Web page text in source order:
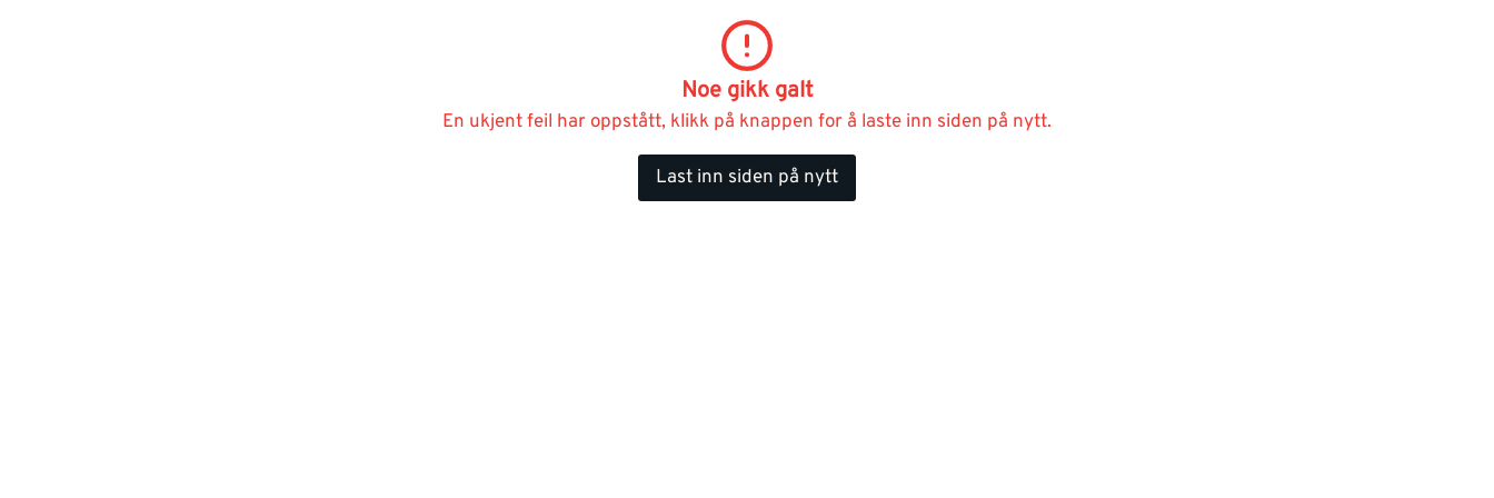
Noe gikk galt
En ukjent feil har oppstått, klikk på knappen for å laste inn siden på nytt.
Last inn siden på nytt